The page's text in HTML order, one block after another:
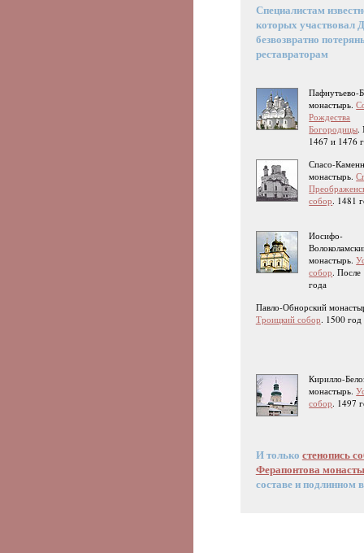
Специалистам
которых участвовал
безвозвратно
реставраторам
Пафнутьево-
монастырь.
Рождества
Богородицы.
1467 и 1476
Спасо-
монастырь.
собор. 1481
Иосифо-
монастырь.
собор. После
года
Павло-Обнорский
Троицкий собор. 1500 год
Кирилло-
монастырь.
собор. 1497
И только стенопись
Ферапонтова
составе и подлинном